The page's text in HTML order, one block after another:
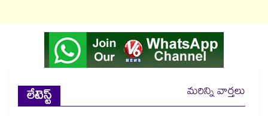
లేటెస్ట్
మరిన్ని వార్తలు